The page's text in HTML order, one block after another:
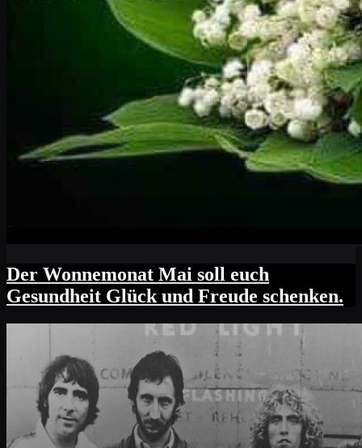
Der Wonnemonat Mai soll euch
Gesundheit Glück und Freude schenken.